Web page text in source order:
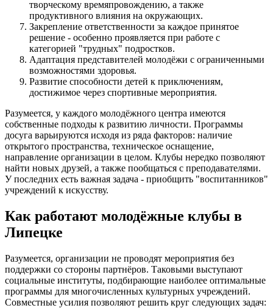
творческому времяпровождению, а также
продуктивного влияния на окружающих.
Закрепление ответственности за каждое принятое
решение - особенно проявляется при работе с
категорией "трудных" подростков.
Адаптация представителей молодёжи с ограниченными
возможностями здоровья.
Развитие способности детей к приключениям,
достижимое через спортивные мероприятия.
Разумеется, у каждого молодёжного центра имеются
собственные подходы к развитию личности. Программы
досуга варьируются исходя из ряда факторов: наличие
открытого пространства, техническое оснащение,
направление организации в целом. Клубы нередко позволяют
найти новых друзей, а также пообщаться с преподавателями.
У последних есть важная задача - приобщить "воспитанников"
учреждений к искусству.
Как работают молодёжные клубы в
Липецке
Разумеется, организации не проводят мероприятия без
поддержки со стороны партнёров. Таковыми выступают
социальные институты, подбирающие наиболее оптимальные
программы для многочисленных культурных учреждений.
Совместные усилия позволяют решить круг следующих задач: